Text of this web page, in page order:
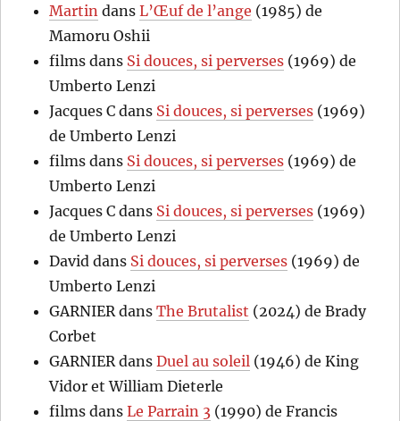
Martin dansL’Œuf de l’ange (1985) de
Mamoru Oshii
films dans Si douces, si perverses (1969) de
Umberto Lenzi
Jacques C dans Si douces, si perverses (1969)
de Umberto Lenzi
films dans Si douces, si perverses (1969) de
Umberto Lenzi
Jacques C dans Si douces, si perverses (1969)
de Umberto Lenzi
David dans Si douces, si perverses (1969) de
Umberto Lenzi
GARNIER dansThe Brutalist (2024) de Brady
Corbet
GARNIER dansDuel au soleil (1946) de King
Vidor et William Dieterle
films dansLe Parrain 3 (1990) de Francis